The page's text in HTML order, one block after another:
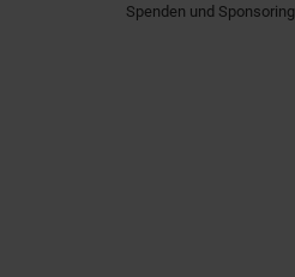
Spenden und Sponsoring